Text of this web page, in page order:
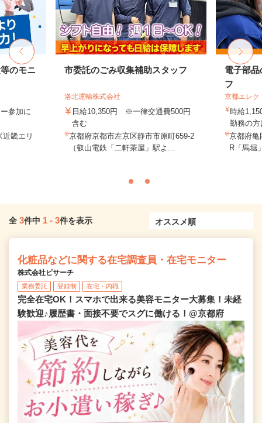
のモニ
参加に
畿エリ
市委託のごみ収集補助スタッフ
洛北運輸株式会社
日給10,350円 ※一律交通費500円
含む
京都府京都市左京区静市市原町659-2
（叡山電鉄「二軒茶屋」駅よ...
電子部
フ
京都エレク
時給
勤務の
京都府亀
R「馬堀
全 3件中 1 - 3件を表示
化粧品などに関する在宅調査員・在宅モニター
株式会社ビサーチ
業務委託 登録制 在宅・内職
完全在宅OK！スマホで出来る美容モニター大募集！未経
験歓迎♪履歴書・面接不要でスグに働ける！@京都府